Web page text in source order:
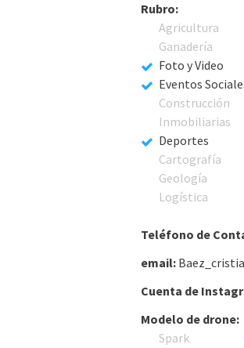
Rubro:
Agricultura
Ganadería
Foto y Video
Eventos
Construcción
Inmobiliarias
Deportes
Cartografía
Geología
Logística
Teléfono de
email:
Cuenta de
Modelo de drone:
Spark